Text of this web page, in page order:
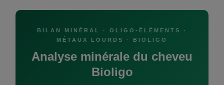
BILAN MINÉRAL · OLIGO-ÉLÉMENTS ·
MÉTAUX LOURDS · BIOLIGO
Analyse minérale du cheveu
Bioligo